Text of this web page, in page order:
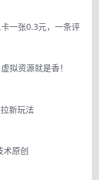
一张0.3元，一条评
拟资源就是香！
新玩法
术原创